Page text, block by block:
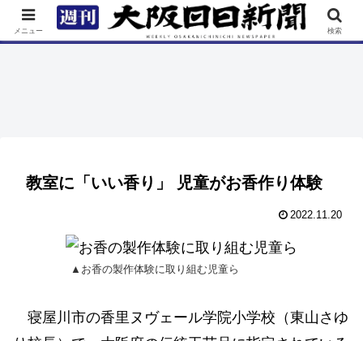
TOP 特集 ニュース 連載 街ネタ イベント
教室に「いい香り」 児童がお香作り体験
2022.11.20
▲お香の製作体験に取り組む児童ら
寝屋川市の香里ヌヴェール学院小学校（東山さゆ
メニュー 検索